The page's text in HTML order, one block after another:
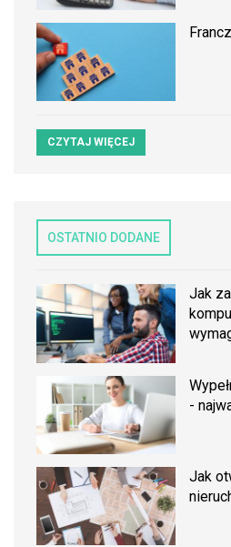
CZYTAJ WIĘCEJ
OSTATNIO DODANE
Jak
-
Jak